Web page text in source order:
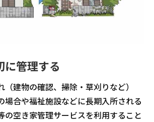
に管理する
（建物の確認、掃除・草刈りなど）
場合や福祉施設などに長期入所される
の空き家管理サービスを利用すること